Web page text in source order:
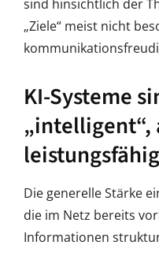
sind hinsichtlich der
„Ziele“ meist nicht
KI-Systeme
„intelligent“,
leistungsfähig
Die generelle Stärke
die im Netz bereits
Informationen